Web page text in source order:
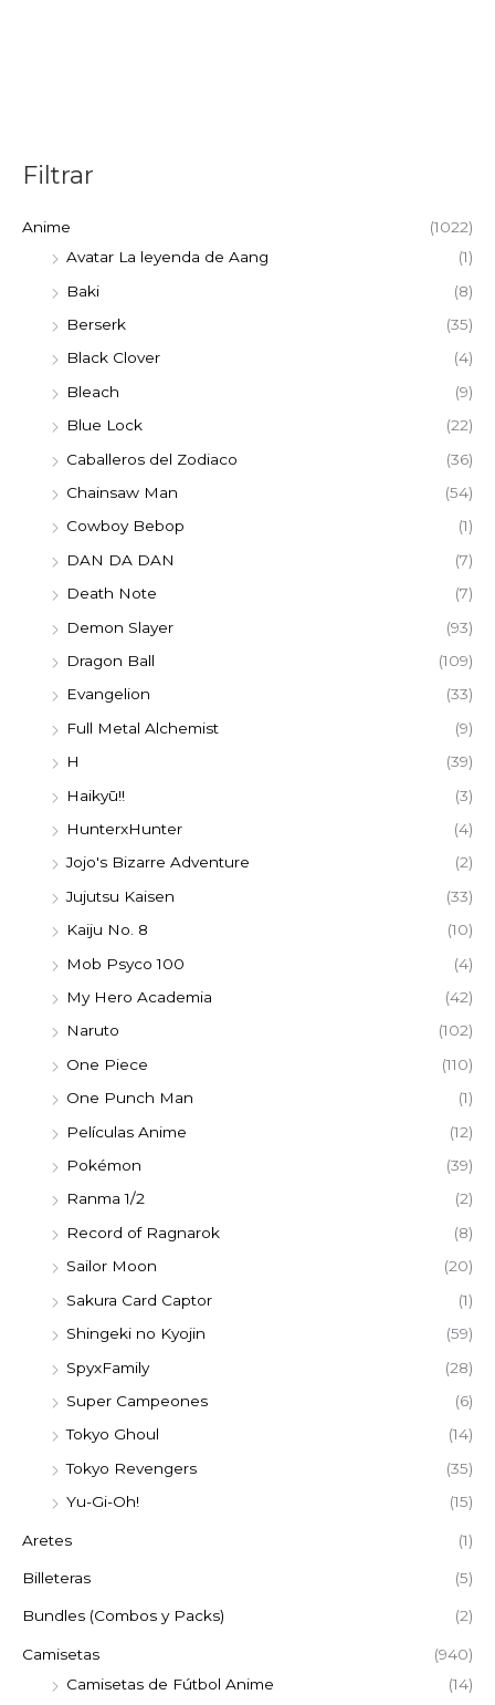
Filtrar
Anime
(1022)
Avatar La leyenda de Aang
(1)
Baki
(8)
Berserk
(35)
Black Clover
(4)
Bleach
(9)
Blue Lock
(22)
Caballeros del Zodiaco
(36)
Chainsaw Man
(54)
Cowboy Bebop
(1)
DAN DA DAN
(7)
Death Note
(7)
Demon Slayer
(93)
Dragon Ball
(109)
Evangelion
(33)
Full Metal Alchemist
(9)
H
(39)
Haikyū!!
(3)
HunterxHunter
(4)
Jojo's Bizarre Adventure
(2)
Jujutsu Kaisen
(33)
Kaiju No. 8
(10)
Mob Psyco 100
(4)
My Hero Academia
(42)
Naruto
(102)
One Piece
(110)
One Punch Man
(1)
Películas Anime
(12)
Pokémon
(39)
Ranma 1/2
(2)
Record of Ragnarok
(8)
Sailor Moon
(20)
Sakura Card Captor
(1)
Shingeki no Kyojin
(59)
SpyxFamily
(28)
Super Campeones
(6)
Tokyo Ghoul
(14)
Tokyo Revengers
(35)
Yu-Gi-Oh!
(15)
Aretes (1)
Billeteras (5)
Bundles (Combos y Packs) (2)
Camisetas
(940)
Camisetas de Fútbol Anime
(14)